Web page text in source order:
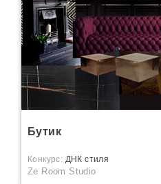
Бутик
Конкурс: ДНК стиля
Ze Room Studio